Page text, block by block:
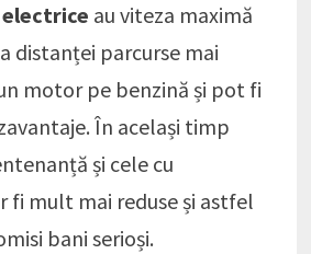
au viteza maximă
distanței parcurse mai
motor pe benzină și pot fi
În același timp
și cele cu
fi mult mai reduse și astfel
bani serioși.